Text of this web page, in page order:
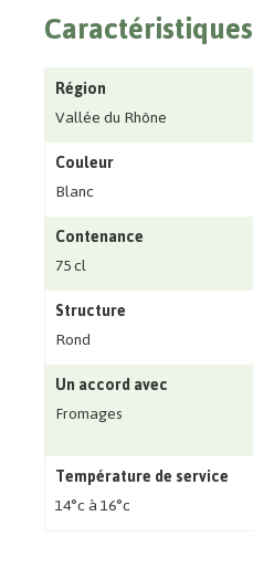
Caractéristiques
Région
Vallée du Rhône
Couleur
Blanc
Contenance
75 cl
Structure
Rond
Un accord avec
Fromages
Température de service
14°c à 16°c